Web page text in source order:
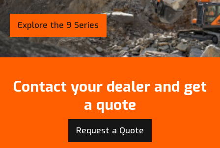
Explore the 9 Series
Contact your dealer and get
a quote
Request a Quote